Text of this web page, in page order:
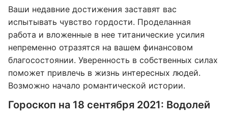
Ваши недавние достижения заставят вас
испытывать чувство гордости. Проделанная
работа и вложенные в нее титанические усилия
непременно отразятся на вашем финансовом
благосостоянии. Уверенность в собственных силах
поможет привлечь в жизнь интересных людей.
Возможно начало романтической истории.
Гороскоп на 18 сентября 2021: Водолей